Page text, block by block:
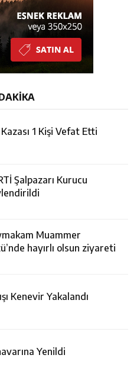
1 Kişi Vefat Etti
Şalpazarı Kurucu
Muammer
hayırlı olsun ziyareti
Kenevir Yakalandı
Yenildi